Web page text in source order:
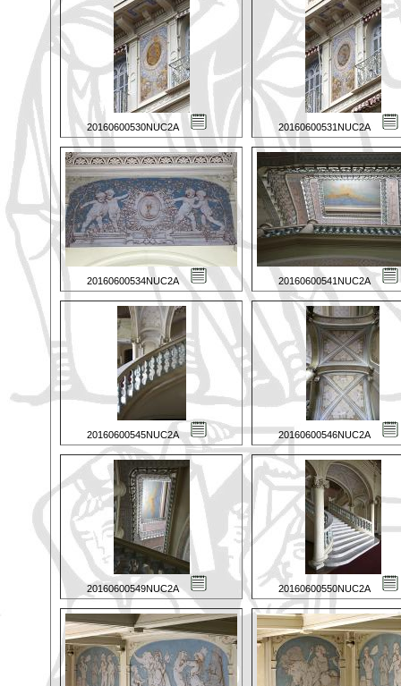
20160600530NUC2A 20160600531NUC2A
20160600534NUC2A 20160600541NUC2A
20160600545NUC2A 20160600546NUC2A
20160600549NUC2A 20160600550NUC2A